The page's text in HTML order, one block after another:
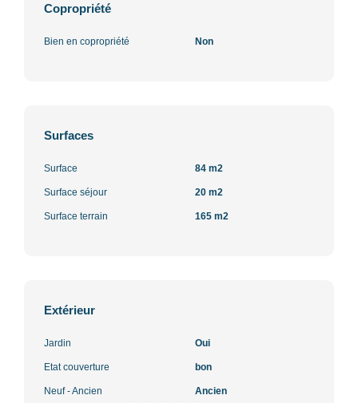
Copropriété
Bien en copropriété Non
Surfaces
Surface 84 m2
Surface séjour 20 m2
Surface terrain 165 m2
Extérieur
Jardin Oui
Etat couverture bon
Neuf - Ancien Ancien